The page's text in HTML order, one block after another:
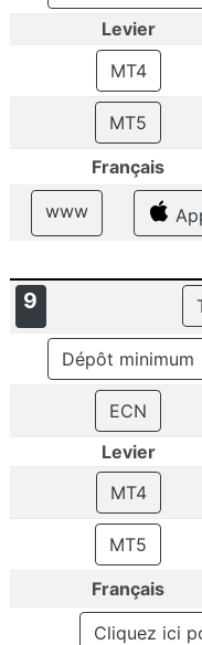
Levier
MT4
MT5
Français
www
9
Dépôt minimum
ECN
Levier
MT4
MT5
Français
Cliquez ici